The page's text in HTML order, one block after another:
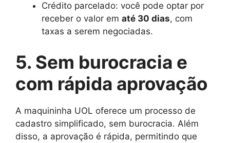
Crédito parcelado: você pode optar por
receber o valor em até 30 dias, com
taxas a serem negociadas.
5. Sem burocracia e
com rápida aprovação
A maquininha UOL oferece um processo de
cadastro simplificado, sem burocracia. Além
disso, a aprovação é rápida, permitindo que